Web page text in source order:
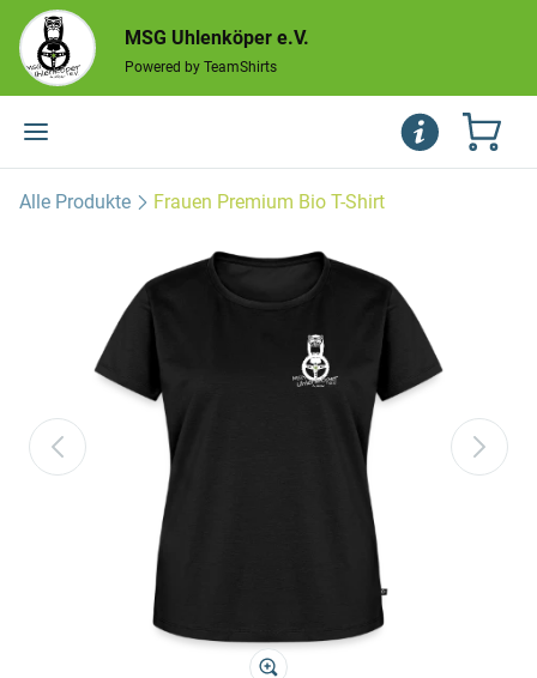
MSG Uhlenköper e.V.
Powered by TeamShirts
Alle Produkte Frauen Premium Bio T-Shirt